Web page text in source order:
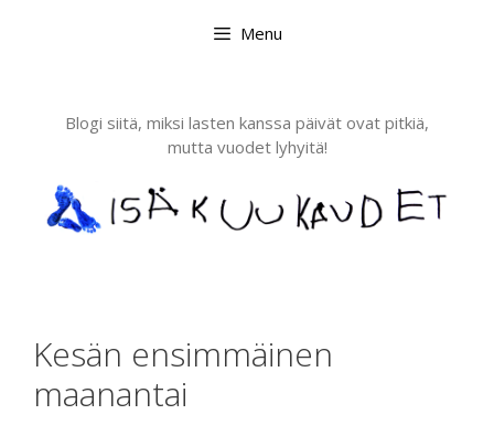
Menu
Blogi siitä, miksi lasten kanssa päivät ovat pitkiä,
mutta vuodet lyhyitä!
Kesän ensimmäinen
maanantai